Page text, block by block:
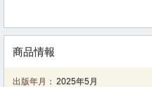
商品情報
出版年月： 2025年5月